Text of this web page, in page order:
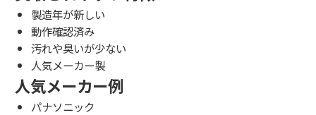
製造年が新しい
動作確認済み
汚れや臭いが少ない
人気メーカー製
人気メーカー例
パナソニック